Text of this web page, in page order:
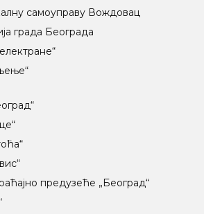
самоуправу Вождовац
града Београда
предузеће „Београд“